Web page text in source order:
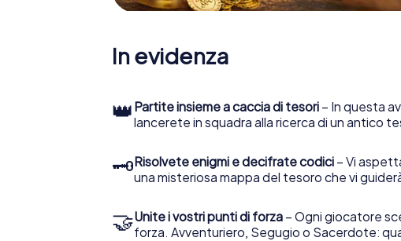
In evidenza
👑 Partite insieme a caccia di tesori – In questa
lancerete in squadra alla ricerca di un antico
🗝Risolvete enigmi e decifrate codici – Vi
una misteriosa mappa del tesoro che vi
🤝Unite i vostri punti di forza – Ogni giocatore
forza. Avventuriero, Segugio o Sacerdote: